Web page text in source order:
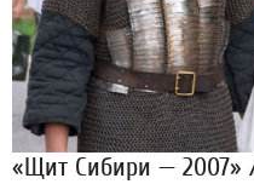
«Щит Сибири — 2007»